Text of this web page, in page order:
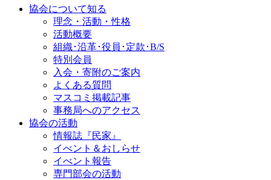
ペ
ー
ジ
協会について知る
理念・活動・性格
活動概要
組織･沿革･役員･定款･B/S
特別会員
入会・寄附のご案内
よくある質問
マスコミ掲載記事
事務局へのアクセス
協会の活動
情報誌『民家』
イべント＆おしらせ
イべント報告
専門部会の活動